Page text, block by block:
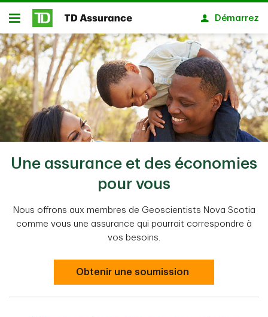
Passer au contenu principal
Ouvert
Démarrez
Une assurance et des économies
pour vous
Nous offrons aux membres de Geoscientists Nova Scotia
comme vous une assurance qui pourrait correspondre à
vos besoins.
Obtenir une soumission